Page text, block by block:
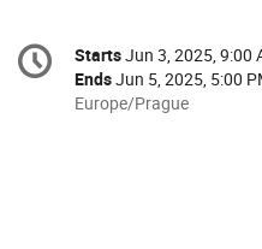
Conference
information
Date/Time
StartsJun 3, 2025, 9:00
EndsJun 5, 2025, 5:00
All
Europe/Prague